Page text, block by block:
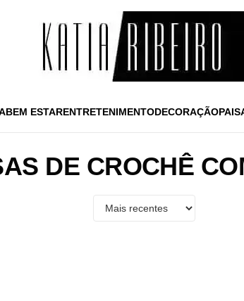
BEM ESTARENTRETENIMENTODECORAÇÃO
DE CROCHÊ